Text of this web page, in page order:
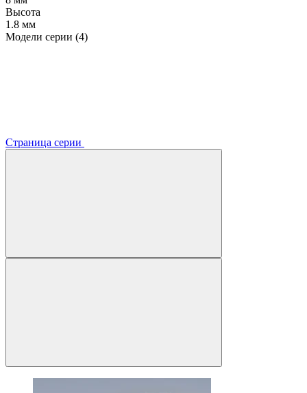
Высота
1.8 мм
Модели серии (4)
Страница серии